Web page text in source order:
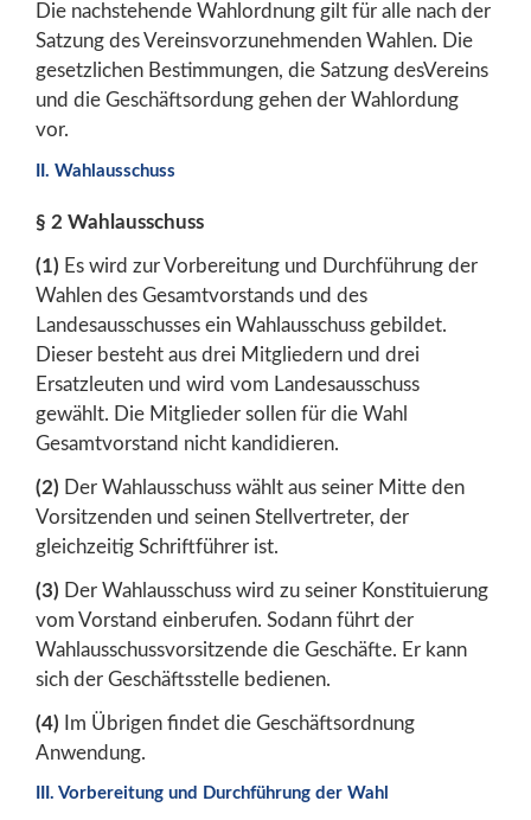
Die nachstehende Wahlordnung gilt für alle nach der
Satzung des Vereinsvorzunehmenden Wahlen. Die
gesetzlichen Bestimmungen, die Satzung desVereins
und die Geschäftsordung gehen der Wahlordung
vor.
II. Wahlausschuss
§ 2 Wahlausschuss
(1) Es wird zur Vorbereitung und Durchführung der
Wahlen des Gesamtvorstands und des
Landesausschusses ein Wahlausschuss gebildet.
Dieser besteht aus drei Mitgliedern und drei
Ersatzleuten und wird vom Landesausschuss
gewählt. Die Mitglieder sollen für die Wahl
Gesamtvorstand nicht kandidieren.
(2) Der Wahlausschuss wählt aus seiner Mitte den
Vorsitzenden und seinen Stellvertreter, der
gleichzeitig Schriftführer ist.
(3) Der Wahlausschuss wird zu seiner Konstituierung
vom Vorstand einberufen. Sodann führt der
Wahlausschussvorsitzende die Geschäfte. Er kann
sich der Geschäftsstelle bedienen.
(4) Im Übrigen findet die Geschäftsordnung
Anwendung.
III. Vorbereitung und Durchführung der Wahl